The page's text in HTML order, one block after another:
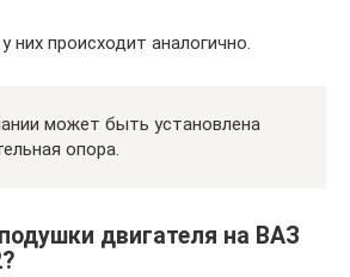
них происходит аналогично.
может быть установлена
опора.
двигателя на ВАЗ